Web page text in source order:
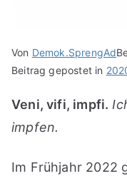
Von Demok.SprengAd
Beitrag gepostet in
Veni, vifi, impfi.
impfen.
Im Frühjahr 2022